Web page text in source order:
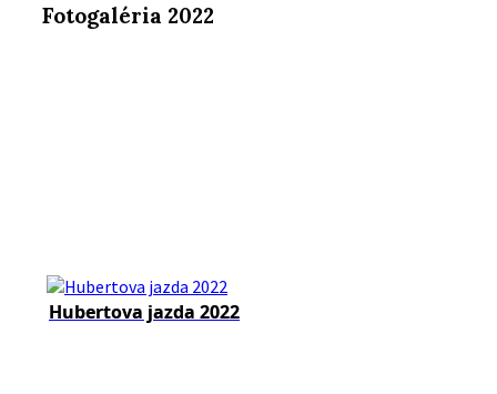
Fotogaléria 2022
Hubertova jazda 2022